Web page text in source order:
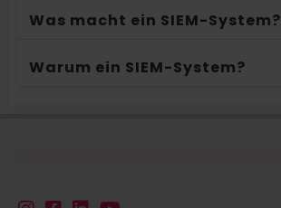
Was macht ein SIEM-System?
Warum ein SIEM-System?